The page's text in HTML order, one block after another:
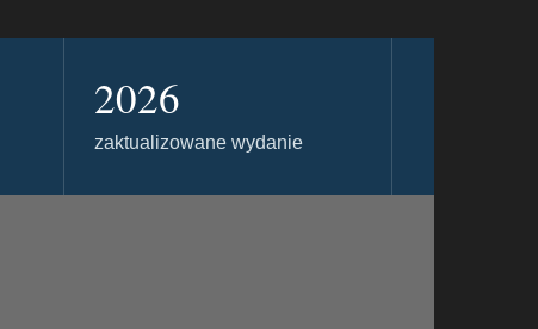
2026
zaktualizowane wydanie